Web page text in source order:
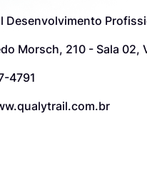
Desenvolvimento
Morsch, 210 - Sala 02,
4791